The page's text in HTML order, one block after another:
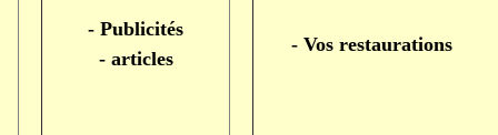
- Publicités
- articles
- Vos restaurations